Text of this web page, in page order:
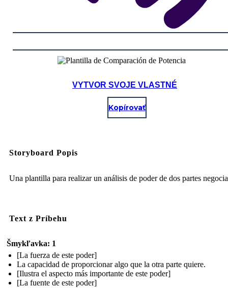
VYTVOR SVOJE VLASTNÉ
Kopírovať
Storyboard Popis
Una plantilla para realizar un análisis de poder de dos partes
Text z Príbehu
Šmykľavka: 1
[La fuerza de este poder]
La capacidad de proporcionar algo que la otra parte quiere.
[Ilustra el aspecto más importante de este poder]
[La fuente de este poder]